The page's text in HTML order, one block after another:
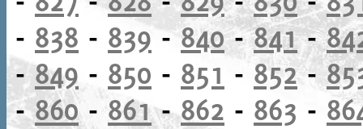
- 838 - 839-840-841-
-849 - 850 - 851 - 852-
-860 -861-862 - 863 -